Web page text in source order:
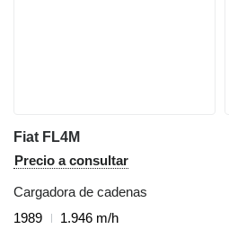
Fiat FL4M
Precio a consultar
Cargadora de cadenas
1989
1.946 m/h